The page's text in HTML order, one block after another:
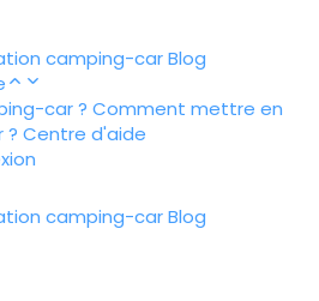
camping-carBlog
car ? Comment mettre en
? Centre d'aide
camping-carBlog